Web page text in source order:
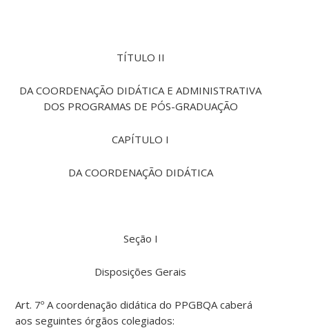
TÍTULO II
DA COORDENAÇÃO DIDÁTICA E ADMINISTRATIVA
DOS PROGRAMAS DE PÓS-GRADUAÇÃO
CAPÍTULO I
DA COORDENAÇÃO DIDÁTICA
Seção I
Disposições Gerais
Art. 7º A coordenação didática do PPGBQA caberá
aos seguintes órgãos colegiados: